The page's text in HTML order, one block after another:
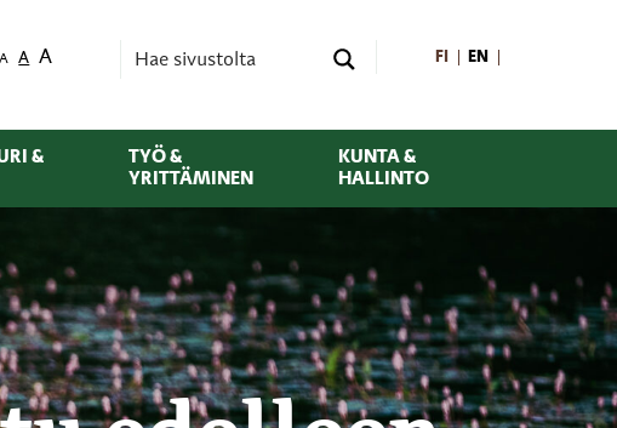
A A A FI EN
&
TYÖ &
YRITTÄMINEN
KUNTA &
HALLINTO